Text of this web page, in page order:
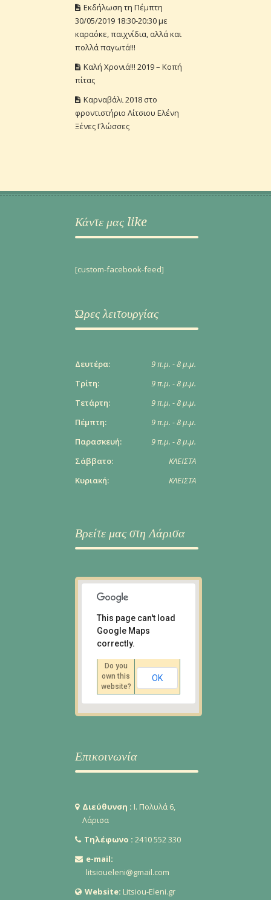
Εκδήλωση τη Πέμπτη
30/05/2019 18:30-20:30 με
καραόκε, παιχνίδια, αλλά και
πολλά παγωτά!!!
Καλή Χρονιά!!! 2019 – Κοπή
πίτας
Καρναβάλι 2018 στο
φροντιστήριο Λίτσιου Ελένη
Ξένες Γλώσσες
Κάντε μας like
[custom-facebook-feed]
Ώρες λειτουργίας
Δευτέρα:
9 π.μ. - 8 μ.μ.
Τρίτη:
9 π.μ. - 8 μ.μ.
Τετάρτη:
9 π.μ. - 8 μ.μ.
Πέμπτη:
9 π.μ. - 8 μ.μ.
Παρασκευή:
9 π.μ. - 8 μ.μ.
Σάββατο:
ΚΛΕΙΣΤΑ
Κυριακή:
ΚΛΕΙΣΤΑ
Βρείτε μας στη Λάρισα
Ι. Πολυλά 6, Λάρισα
Οδηγίες
This page can't load
Google Maps
correctly.
Do you
own this
website?
OK
Επικοινωνία
Διεύθυνση : Ι. Πολυλά 6,
Λάρισα
Τηλέφωνο : 2410 552 330
e-mail:
litsioueleni@gmail.com
Website: Litsiou-Eleni.gr